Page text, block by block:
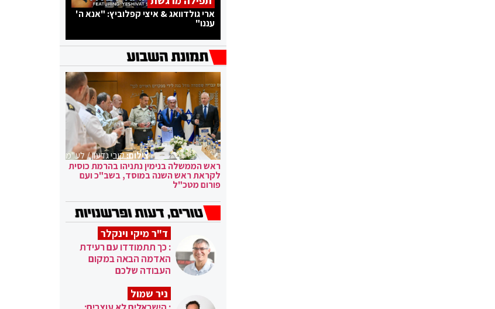
ארי גולדוואג & איצי קפלוביץ: "אנא ה'
עננו"
צילום:קובי גדעון / לע"מ
ראש הממשלה בנימין נתניהו בהרמת כוסית
לקראת ראש השנה במוסד, בשב"כ ועם
פורום מטכ"ל
ד"ר מיקי וינקלר
: כך תתמודדו עם רעידת
האדמה הבאה במקום
העבודה שלכם
ניר שמול